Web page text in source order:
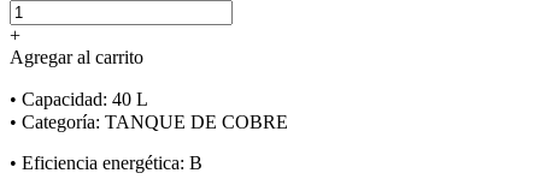
+
Agregar al carrito
• Capacidad: 40 L
• Categoría: TANQUE DE COBRE
• Eficiencia energética: B